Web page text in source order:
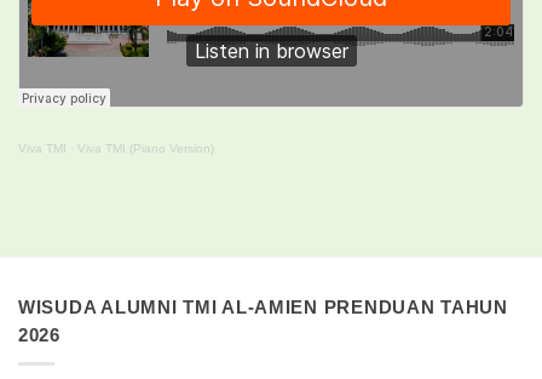
Viva TMI · Viva TMI (Piano Version)
WISUDA ALUMNI TMI AL-AMIEN PRENDUAN TAHUN
2026